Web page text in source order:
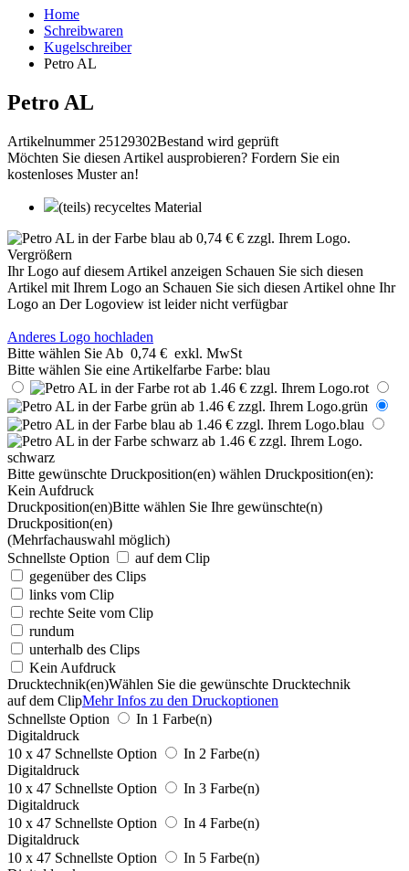
Home
Schreibwaren
Kugelschreiber
Petro AL
Petro AL
Artikelnummer 25129302Bestand wird geprüft
Möchten Sie diesen Artikel ausprobieren? Fordern Sie ein
kostenloses Muster an!
(teils) recyceltes Material
Vergrößern
Ihr Logo auf diesem Artikel anzeigen Schauen Sie sich diesen
Artikel mit Ihrem Logo an Schauen Sie sich diesen Artikel ohne Ihr
Logo an Der Logoview ist leider nicht verfügbar
Anderes Logo hochladen
Bitte wählen Sie Ab 0,74 € exkl. MwSt
Bitte wählen Sie eine Artikelfarbe Farbe: blau
rot
grün
blau
schwarz
Bitte gewünschte Druckposition(en) wählen Druckposition(en):
Kein Aufdruck
Druckposition(en)Bitte wählen Sie Ihre gewünschte(n)
Druckposition(en)
(Mehrfachauswahl möglich)
Schnellste Option
auf dem Clip
gegenüber des Clips
links vom Clip
rechte Seite vom Clip
rundum
unterhalb des Clips
Kein Aufdruck
Drucktechnik(en)Wählen Sie die gewünschte Drucktechnik
auf dem ClipMehr Infos zu den Druckoptionen
Schnellste Option
In 1 Farbe(n)
Digitaldruck
10 x 47 Schnellste Option
In 2 Farbe(n)
Digitaldruck
10 x 47 Schnellste Option
In 3 Farbe(n)
Digitaldruck
10 x 47 Schnellste Option
In 4 Farbe(n)
Digitaldruck
10 x 47 Schnellste Option
In 5 Farbe(n)